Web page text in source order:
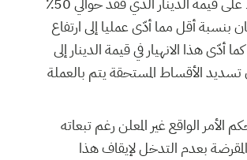
بنسبة أقل مما أدّى عمليا إلى ارتفاع
في نسب التضخم للمواد الأساسية التي تناهز حوالي 300٪ منذ 2011. كما أدّى هذا الانهيار في قيمة الدينار إلى
الأقساط المستحقة يتم بالعملة
الأمر الواقع غير المعلن رغم تبعاته
المقرضة بعدم التدخل لإيقاف هذا